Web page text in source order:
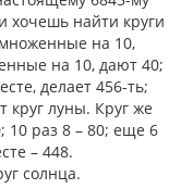
хочешь найти круги
на 10,
на 10, дают 40;
делает 456-ть;
круг луны. Круг же
10 раз 8 – 80; еще 6
– 448.
солнца.